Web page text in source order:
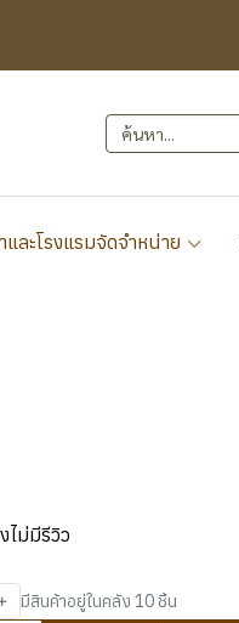
และโรงแรมจัดจำหน่าย
ไม่มีรีวิว
มีสินค้าอยู่ในคลัง 10 ชิ้น